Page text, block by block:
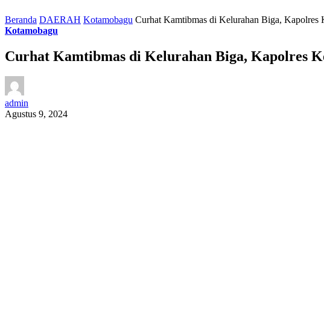
Beranda DAERAH Kotamobagu Curhat Kamtibmas di Kelurahan Biga,
Kotamobagu
Curhat Kamtibmas di Kelurahan Biga, Kapolres
admin
Agustus 9, 2024